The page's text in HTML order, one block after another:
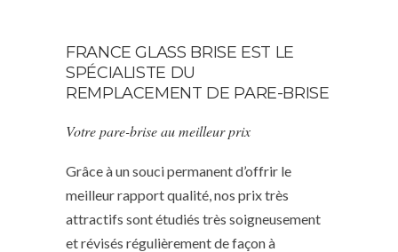
FRANCE GLASS BRISE EST LE
SPÉCIALISTE DU
REMPLACEMENT DE PARE-BRISE
Votre pare-brise au meilleur prix
Grâce à un souci permanent d’offrir le
meilleur rapport qualité, nos prix très
attractifs sont étudiés très soigneusement
et révisés régulièrement de façon à